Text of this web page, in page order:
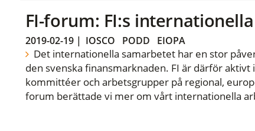
FI-forum: FI:s
2019-02-19| IOSCO PODD EIOPA
Det internationella samarbetet har en stor
den svenska finansmarknaden. FI är därför
kommittéer och arbetsgrupper på regional,
forum berättade vi mer om vårt internationella